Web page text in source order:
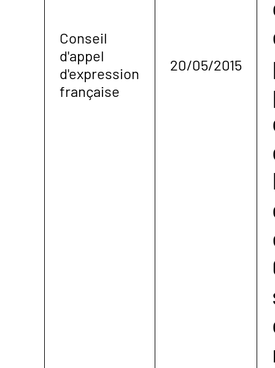
Conseil
d'appel
d'expression
française
20/05/2015